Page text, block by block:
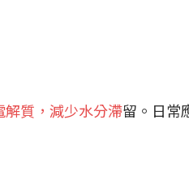
質，減少水分滯留。日常